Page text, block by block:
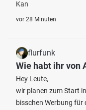
Kan
vor 28 Minuten
flurfunk
Wie habt ihr von
Hey Leute,
wir planen zum Start
bisschen Werbung für